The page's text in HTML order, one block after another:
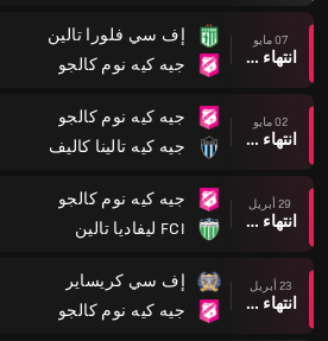
07 مايو
انتهاء وقت المباراة
إف سي فلورا تالين
جيه كيه نوم كالجو
02 مايو
انتهاء وقت المباراة
جيه كيه نوم كالجو
جيه كيه تالينا كاليف
29 أبريل
انتهاء وقت المباراة
جيه كيه نوم كالجو
FCI ليفاديا تالين
23 أبريل
انتهاء وقت المباراة
إف سي كريساير
جيه كيه نوم كالجو